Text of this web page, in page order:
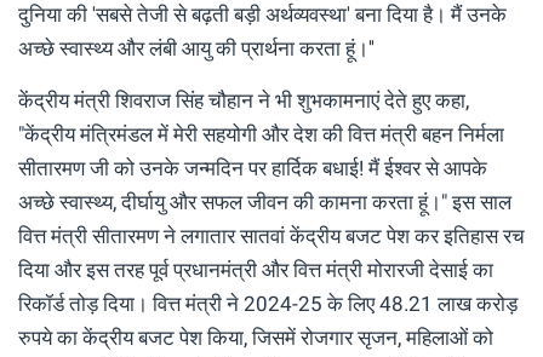
दुनिया की 'सबसे तेजी से बढ़ती बड़ी अर्थव्यवस्था' बना दिया है। मैं उनके
अच्छे स्वास्थ्य और लंबी आयु की प्रार्थना करता हूं।''
केंद्रीय मंत्री शिवराज सिंह चौहान ने भी शुभकामनाएं देते हुए कहा,
"केंद्रीय मंत्रिमंडल में मेरी सहयोगी और देश की वित्त मंत्री बहन निर्मला
सीतारमण जी को उनके जन्मदिन पर हार्दिक बधाई! मैं ईश्वर से आपके
अच्छे स्वास्थ्य, दीर्घायु और सफल जीवन की कामना करता हूं।" इस साल
वित्त मंत्री सीतारमण ने लगातार सातवां केंद्रीय बजट पेश कर इतिहास रच
दिया और इस तरह पूर्व प्रधानमंत्री और वित्त मंत्री मोरारजी देसाई का
रिकॉर्ड तोड़ दिया। वित्त मंत्री ने 2024-25 के लिए 48.21 लाख करोड़
रुपये का केंद्रीय बजट पेश किया, जिसमें रोजगार सृजन, महिलाओं को